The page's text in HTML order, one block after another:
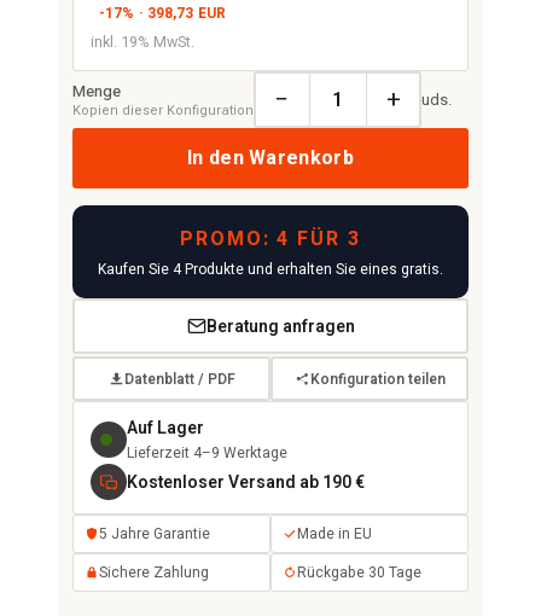
-17% · 398,73 EUR
inkl. 19% MwSt.
Menge
Kopien dieser Konfiguration − + uds.
In den Warenkorb
PROMO: 4 FÜR 3
Kaufen Sie 4 Produkte und erhalten Sie eines gratis.
Beratung anfragen
Datenblatt / PDF Konfiguration teilen
Auf Lager
Lieferzeit 4–9 Werktage
Kostenloser Versand ab 190 €
5 Jahre Garantie
Made in EU
Sichere Zahlung
Rückgabe 30 Tage